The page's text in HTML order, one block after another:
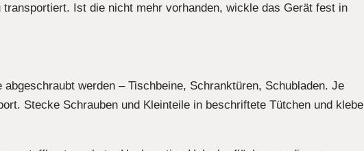
Ist die nicht mehr vorhanden, wickle das Gerät fest in
werden – Tischbeine, Schranktüren, Schubladen. Je
Stecke Schrauben und Kleinteile in beschriftete Tütchen und klebe